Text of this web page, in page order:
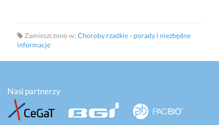
Zamieszczono w: Choroby rzadkie - porady i niezbędne
informacje
Nasi partnerzy